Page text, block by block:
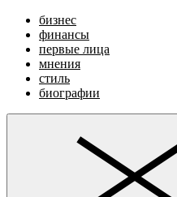
бизнес
финансы
первые лица
мнения
стиль
биографии